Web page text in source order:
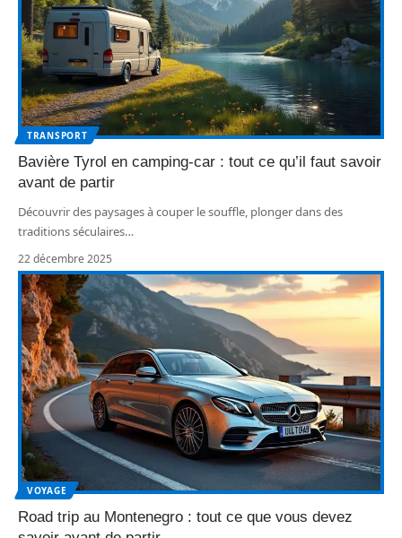
TRANSPORT
Bavière Tyrol en camping-car : tout ce qu’il faut savoir
avant de partir
Découvrir des paysages à couper le souffle, plonger dans des
traditions séculaires…
22 décembre 2025
VOYAGE
Road trip au Montenegro : tout ce que vous devez